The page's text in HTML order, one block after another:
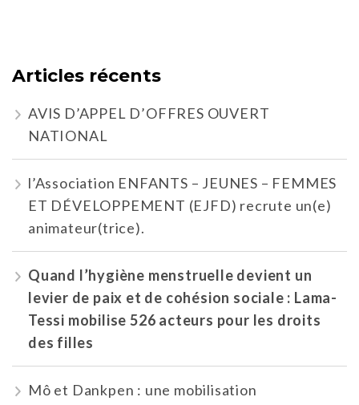
Articles récents
AVIS D’APPEL D’OFFRES OUVERT
NATIONAL
l’Association ENFANTS – JEUNES – FEMMES
ET DÉVELOPPEMENT (EJFD) recrute un(e)
animateur(trice).
Quand l’hygiène menstruelle devient un
levier de paix et de cohésion sociale : Lama-
Tessi mobilise 526 acteurs pour les droits
des filles
Mô et Dankpen : une mobilisation